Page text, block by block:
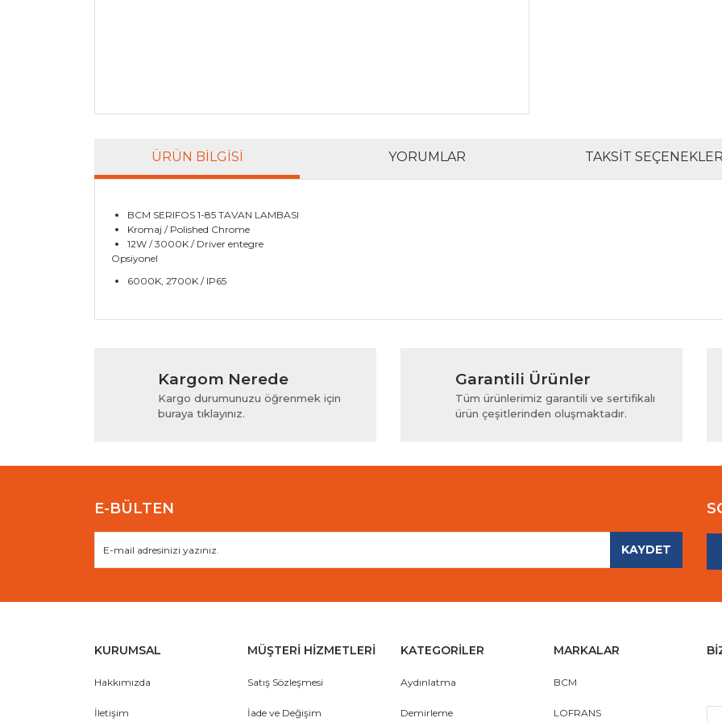
ÜRÜN BILGISI YORUMLAR TAKSIT
BCM SERIFOS 1-85 TAVAN LAMBASI
Kromaj / Polished Chrome
12W / 3000K / Driver entegre
Opsiyonel
6000K, 2700K / IP65
Yorum Yaz
Bu ürünün fiyat bilgisi, resim, ürün açıklamalarında ve diğer konularda yetersiz gördüğünüz noktaları öneri formunu
Ürün resmi kalitesiz, bozuk veya görüntülenemiyor.
Ürün açıklamasında eksik bilgiler bulunuyor.
Ürün bilgilerinde hatalar bulunuyor.
Bu ürüne benzer farklı alternatifler olmalı.
Kargom Nerede
Kargo durumunuzu öğrenmek için
buraya tıklayınız.
Garantili Ürünler
Tüm ürünlerimiz garantili ve sertifikalı
ürün çeşitlerinden oluşmaktadır.
E-BÜLTEN
KAYDET
KURUMSAL
Hakkımızda
İletişim
MÜŞTERİ HİZMETLERİ
Satış Sözleşmesi
İade ve Değişim
KATEGORİLER
Aydınlatma
Demirleme
MARKALAR
BCM
LOFRANS